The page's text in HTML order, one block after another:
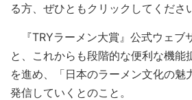
る方、ぜひともクリックしてくださ
『TRYラーメン大賞』公式ウェブ
と、これからも段階的な便利な機能
を進め、「日本のラーメン文化の魅
発信していくとのこと。